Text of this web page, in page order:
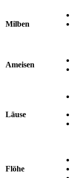
Milben
Ameisen
Läuse
Flöhe